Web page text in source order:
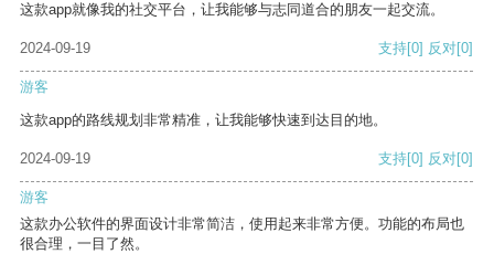
这款app就像我的社交平台，让我能够与志同道合的朋友一起交流。
2024-09-19 支持[0] 反对[0]
游客
这款app的路线规划非常精准，让我能够快速到达目的地。
2024-09-19 支持[0] 反对[0]
游客
这款办公软件的界面设计非常简洁，使用起来非常方便。功能的布局也
很合理，一目了然。